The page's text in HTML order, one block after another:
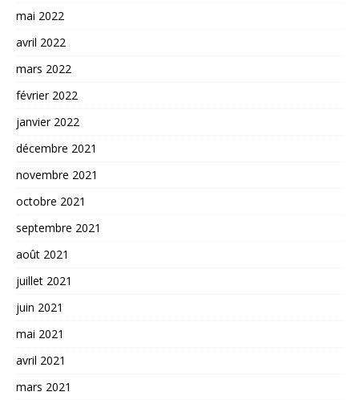
mai 2022
avril 2022
mars 2022
février 2022
janvier 2022
décembre 2021
novembre 2021
octobre 2021
septembre 2021
août 2021
juillet 2021
juin 2021
mai 2021
avril 2021
mars 2021